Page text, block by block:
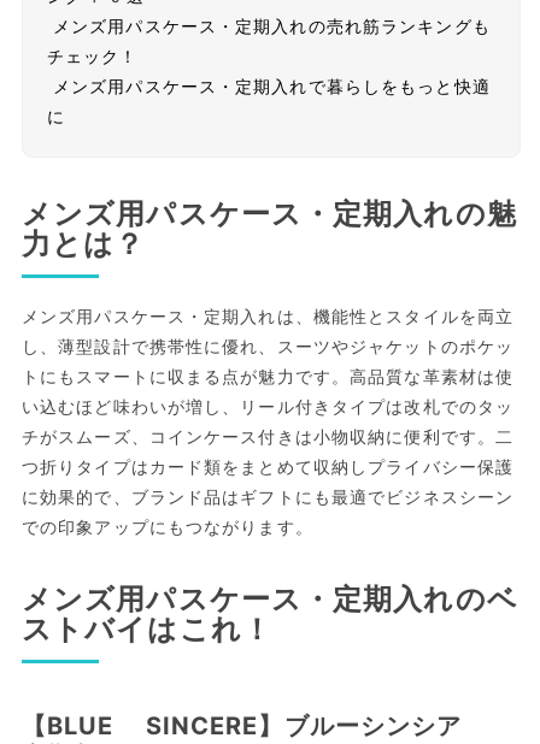
メンズ用パスケース・定期入れの売れ筋ランキングも
チェック！
メンズ用パスケース・定期入れで暮らしをもっと快適
に
メンズ用パスケース・定期入れの魅
力とは？
メンズ用パスケース・定期入れは、機能性とスタイルを両立
し、薄型設計で携帯性に優れ、スーツやジャケットのポケッ
トにもスマートに収まる点が魅力です。高品質な革素材は使
い込むほど味わいが増し、リール付きタイプは改札でのタッ
チがスムーズ、コインケース付きは小物収納に便利です。二
つ折りタイプはカード類をまとめて収納しプライバシー保護
に効果的で、ブランド品はギフトにも最適でビジネスシーン
での印象アップにもつながります。
メンズ用パスケース・定期入れのベ
ストバイはこれ！
【BLUE SINCERE】ブルーシンシア